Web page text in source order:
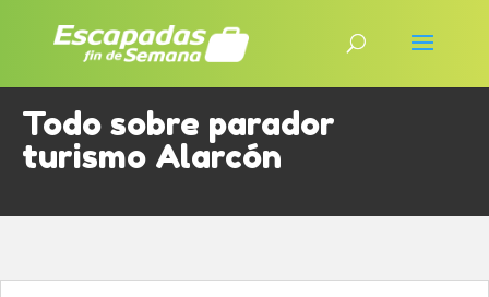
Todo sobre parador
turismo Alarcón